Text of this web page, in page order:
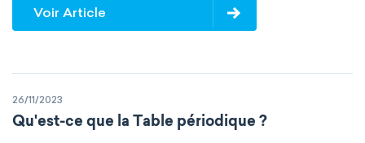
Stereochemistry Surface science
Biochemistry
Voir Article
26/11/2023
Qu'est-ce que la Table périodique ?